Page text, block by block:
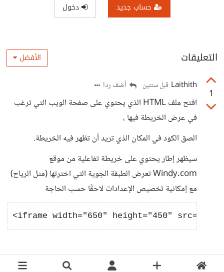
حساب جديد دخول
التعليقات الأفضل
1
Laithith قبل سنتين أضف ردا
افتح ملف HTML الذي يحتوي على صفحة الويب التي ترغب
في عرض الخريطة فيها ،
الصق الكود في المكان الذي تريد أن تظهر فيه الخريطة.
سيظهر إطار يحتوي على خريطة تفاعلية من موقع
Windy.com تعرض الطبقة الجوية التي اخترتها (مثل الرياح)
مع إمكانية تخصيص الإعدادات لاحقًا حسب الحاجة